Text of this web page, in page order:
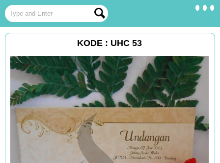
KODE : UHC 53